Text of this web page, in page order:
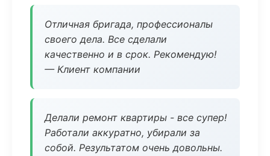
Отличная бригада, профессионалы
своего дела. Все сделали
качественно и в срок. Рекомендую!
— Клиент компании
Делали ремонт квартиры - все супер!
Работали аккуратно, убирали за
собой. Результатом очень довольны.